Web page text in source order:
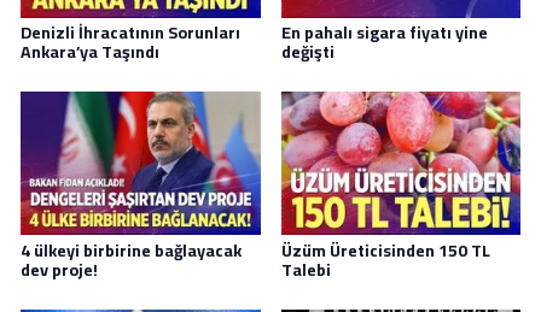
Denizli İhracatının Sorunları
Ankara’ya Taşındı
En pahalı sigara fiyatı yine
değişti
4 ülkeyi birbirine bağlayacak
dev proje!
Üzüm Üreticisinden 150 TL
Talebi